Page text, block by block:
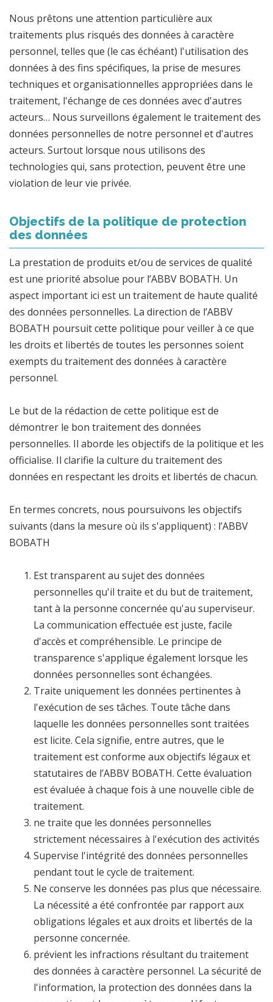
Nous prêtons une attention particulière aux
traitements plus risqués des données à caractère
personnel, telles que (le cas échéant) l'utilisation des
données à des fins spécifiques, la prise de mesures
techniques et organisationnelles appropriées dans le
traitement, l'échange de ces données avec d'autres
acteurs… Nous surveillons également le traitement des
données personnelles de notre personnel et d'autres
acteurs. Surtout lorsque nous utilisons des
technologies qui, sans protection, peuvent être une
violation de leur vie privée.
Objectifs de la politique de protection
des données
La prestation de produits et/ou de services de qualité
est une priorité absolue pour l’ABBV BOBATH. Un
aspect important ici est un traitement de haute qualité
des données personnelles. La direction de l’ABBV
BOBATH poursuit cette politique pour veiller à ce que
les droits et libertés de toutes les personnes soient
exempts du traitement des données à caractère
personnel.
Le but de la rédaction de cette politique est de
démontrer le bon traitement des données
personnelles. Il aborde les objectifs de la politique et les
officialise. Il clarifie la culture du traitement des
données en respectant les droits et libertés de chacun.
En termes concrets, nous poursuivons les objectifs
suivants (dans la mesure où ils s'appliquent) : l’ABBV
BOBATH
Est transparent au sujet des données
personnelles qu'il traite et du but de traitement,
tant à la personne concernée qu'au superviseur.
La communication effectuée est juste, facile
d'accès et compréhensible. Le principe de
transparence s'applique également lorsque les
données personnelles sont échangées.
Traite uniquement les données pertinentes à
l'exécution de ses tâches. Toute tâche dans
laquelle les données personnelles sont traitées
est licite. Cela signifie, entre autres, que le
traitement est conforme aux objectifs légaux et
statutaires de l’ABBV BOBATH. Cette évaluation
est évaluée à chaque fois à une nouvelle cible de
traitement.
ne traite que les données personnelles
strictement nécessaires à l'exécution des activités
Supervise l'intégrité des données personnelles
pendant tout le cycle de traitement.
Ne conserve les données pas plus que nécessaire.
La nécessité a été confrontée par rapport aux
obligations légales et aux droits et libertés de la
personne concernée.
prévient les infractions résultant du traitement
des données à caractère personnel. La sécurité de
l'information, la protection des données dans la